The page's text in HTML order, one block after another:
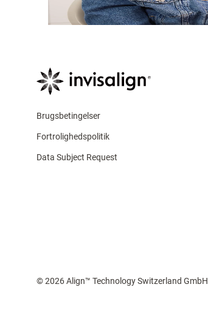
Brugsbetingelser
Fortrolighedspolitik
Data Subject Request
© 2026 Align™ Technology Switzerland GmbH